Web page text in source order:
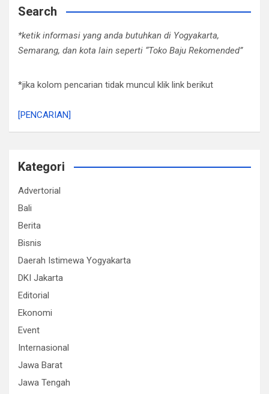
Search
*ketik informasi yang anda butuhkan di Yogyakarta,
Semarang, dan kota lain seperti “Toko Baju Rekomended”
*jika kolom pencarian tidak muncul klik link berikut
[PENCARIAN]
Kategori
Advertorial
Bali
Berita
Bisnis
Daerah Istimewa Yogyakarta
DKI Jakarta
Editorial
Ekonomi
Event
Internasional
Jawa Barat
Jawa Tengah